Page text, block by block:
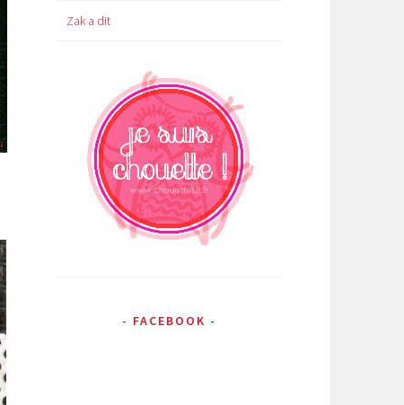
Zak a dit
FACEBOOK